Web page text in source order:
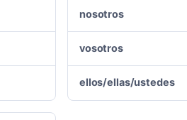
nosotros
vosotros
ellos/ellas/ustedes